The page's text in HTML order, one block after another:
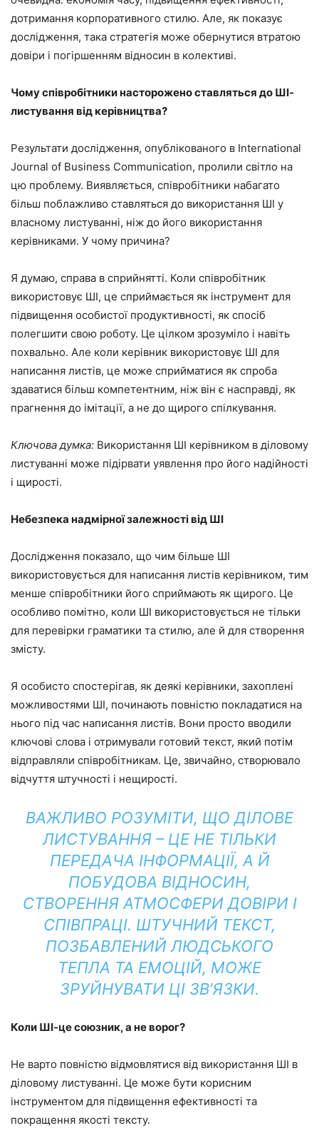
дотримання корпоративного стилю. Але, як показує
дослідження, така стратегія може обернутися втратою
довіри і погіршенням відносин в колективі.
Чому співробітники насторожено ставляться до ШІ-
листування від керівництва?
Результати дослідження, опублікованого в International
Journal of Business Communication, пролили світло на
цю проблему. Виявляється, співробітники набагато
більш поблажливо ставляться до використання ШІ у
власному листуванні, ніж до його використання
керівниками. У чому причина?
Я думаю, справа в сприйнятті. Коли співробітник
використовує ШІ, це сприймається як інструмент для
підвищення особистої продуктивності, як спосіб
полегшити свою роботу. Це цілком зрозуміло і навіть
похвально. Але коли керівник використовує ШІ для
написання листів, це може сприйматися як спроба
здаватися більш компетентним, ніж він є насправді, як
прагнення до імітації, а не до щирого спілкування.
Ключова думка: Використання ШІ керівником в діловому
листуванні може підірвати уявлення про його надійності
і щирості.
Небезпека надмірної залежності від ШІ
Дослідження показало, що чим більше ШІ
використовується для написання листів керівником, тим
менше співробітники його сприймають як щирого. Це
особливо помітно, коли ШІ використовується не тільки
для перевірки граматики та стилю, але й для створення
змісту.
Я особисто спостерігав, як деякі керівники, захоплені
можливостями ШІ, починають повністю покладатися на
нього під час написання листів. Вони просто вводили
ключові слова і отримували готовий текст, який потім
відправляли співробітникам. Це, звичайно, створювало
відчуття штучності і нещирості.
ВАЖЛИВО РОЗУМІТИ, ЩО ДІЛОВЕ
ЛИСТУВАННЯ – ЦЕ НЕ ТІЛЬКИ
ПЕРЕДАЧА ІНФОРМАЦІЇ, А Й
ПОБУДОВА ВІДНОСИН,
СТВОРЕННЯ АТМОСФЕРИ ДОВІРИ І
СПІВПРАЦІ. ШТУЧНИЙ ТЕКСТ,
ПОЗБАВЛЕНИЙ ЛЮДСЬКОГО
ТЕПЛА ТА ЕМОЦІЙ, МОЖЕ
ЗРУЙНУВАТИ ЦІ ЗВ’ЯЗКИ.
Коли ШІ-це союзник, а не ворог?
Не варто повністю відмовлятися від використання ШІ в
діловому листуванні. Це може бути корисним
інструментом для підвищення ефективності та
покращення якості тексту.